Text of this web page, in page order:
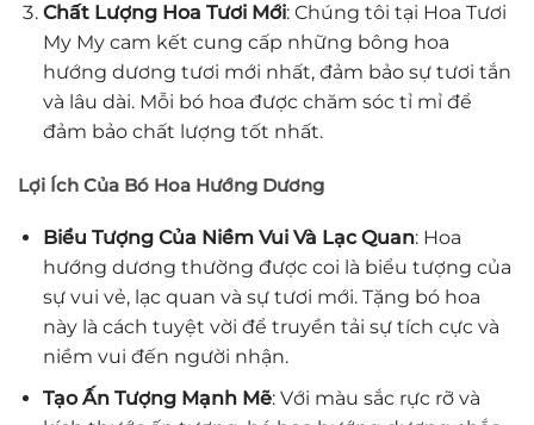
Chất Lượng Hoa Tươi Mới: Chúng tôi tại Hoa Tươi
My My cam kết cung cấp những bông hoa
hướng dương tươi mới nhất, đảm bảo sự tươi tắn
và lâu dài. Mỗi bó hoa được chăm sóc tỉ mỉ để
đảm bảo chất lượng tốt nhất.
Lợi Ích Của Bó Hoa Hướng Dương
Biểu Tượng Của Niềm Vui Và Lạc Quan: Hoa
hướng dương thường được coi là biểu tượng của
sự vui vẻ, lạc quan và sự tươi mới. Tặng bó hoa
này là cách tuyệt vời để truyền tải sự tích cực và
niềm vui đến người nhận.
Tạo Ấn Tượng Mạnh Mẽ: Với màu sắc rực rỡ và